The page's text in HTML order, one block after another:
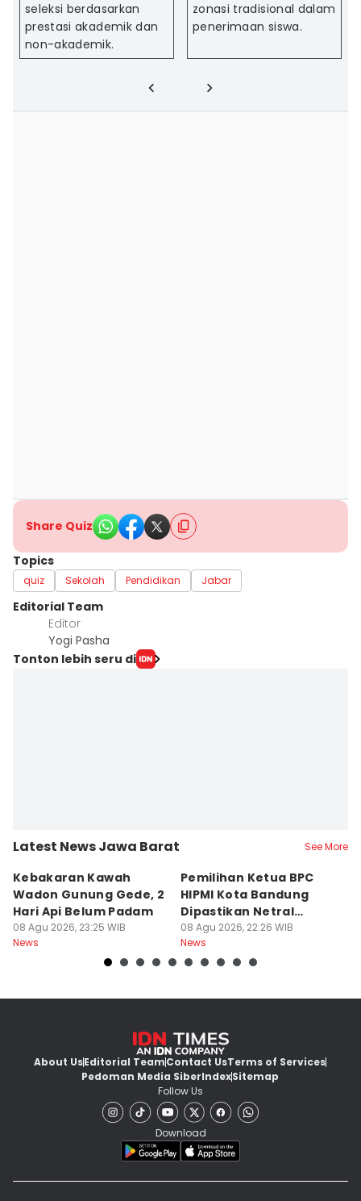
seleksi berdasarkan
prestasi akademik dan
non-akademik.
zonasi tradisional dalam
penerimaan siswa.
Share Quiz
Topics
quiz Sekolah Pendidikan Jabar
Editorial Team
Editor
Yogi Pasha
Tonton lebih seru di
Latest News Jawa Barat See More
Kebakaran Kawah
Wadon Gunung Gede, 2
Hari Api Belum Padam
08 Agu 2026, 23:25 WIB
News
Pemilihan Ketua BPC
HIPMI Kota Bandung
Dipastikan Netral
Tanpa Tekanan
08 Agu 2026, 22:26 WIB
News
About UsEditorial TeamContact UsTerms of Services
Pedoman Media SiberIndexSitemap
Follow Us
Download